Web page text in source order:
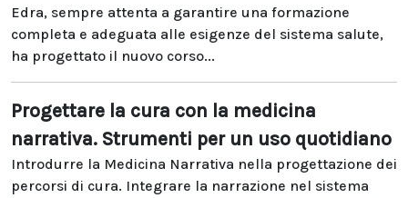
Edra, sempre attenta a garantire una formazione
completa e adeguata alle esigenze del sistema salute,
ha progettato il nuovo corso...
Progettare la cura con la medicina
narrativa. Strumenti per un uso quotidiano
Introdurre la Medicina Narrativa nella progettazione dei
percorsi di cura. Integrare la narrazione nel sistema